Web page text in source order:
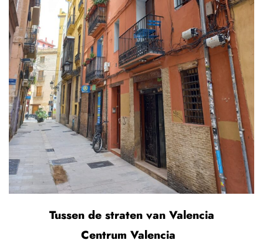
Tussen de straten van Valencia
Centrum Valencia